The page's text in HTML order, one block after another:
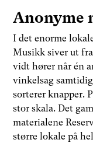
Anonyme
I det enorme
Musikk siver ut
vidt hører når én
vinkelsag
sorterer knapper.
stor skala. Det
materialene
større lokale på